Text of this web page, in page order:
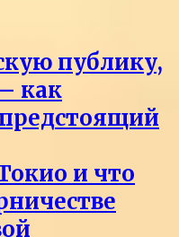
публику,
как
и что